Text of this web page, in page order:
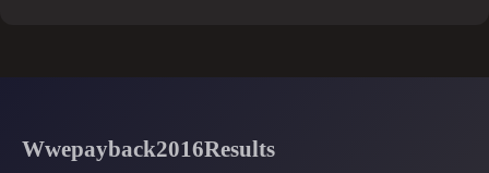
Wwepayback2016Results